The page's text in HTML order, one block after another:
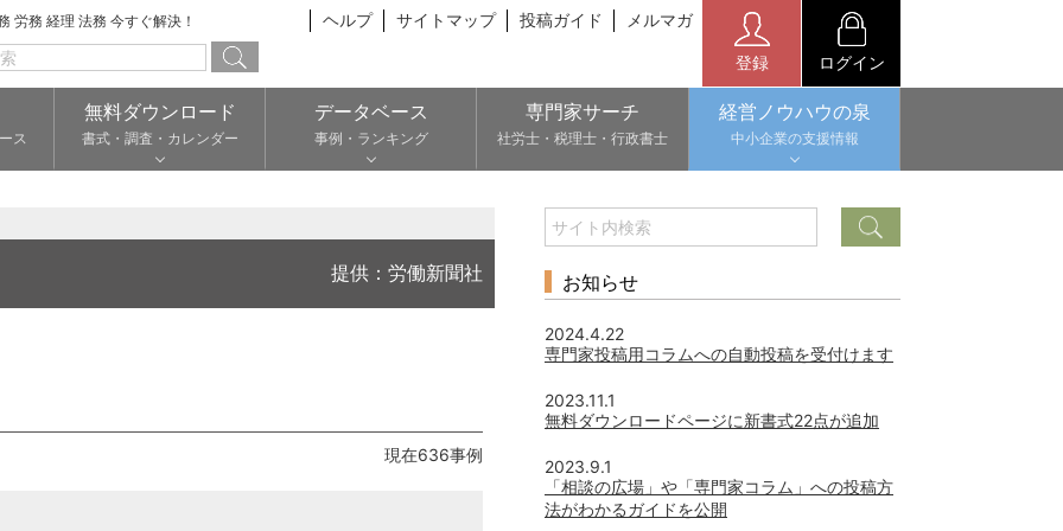
労務 経理 法務 今すぐ解決！ ヘルプ サイトマップ 投稿ガイド メルマガ
登録 ログイン
ス
無料ダウンロード
書式・調査・カレンダー
データベース
事例・ランキング
専門家サーチ
社労士・税理士・行政書士
経営ノウハウの泉
中小企業の支援情報
提供：労働新聞社
現在636事例
お知らせ
2024.4.22
専門家投稿用コラムへの自動投稿を受付けます
2023.11.1
無料ダウンロードページに新書式22点が追加
2023.9.1
「相談の広場」や「専門家コラム」への投稿方
法がわかるガイドを公開